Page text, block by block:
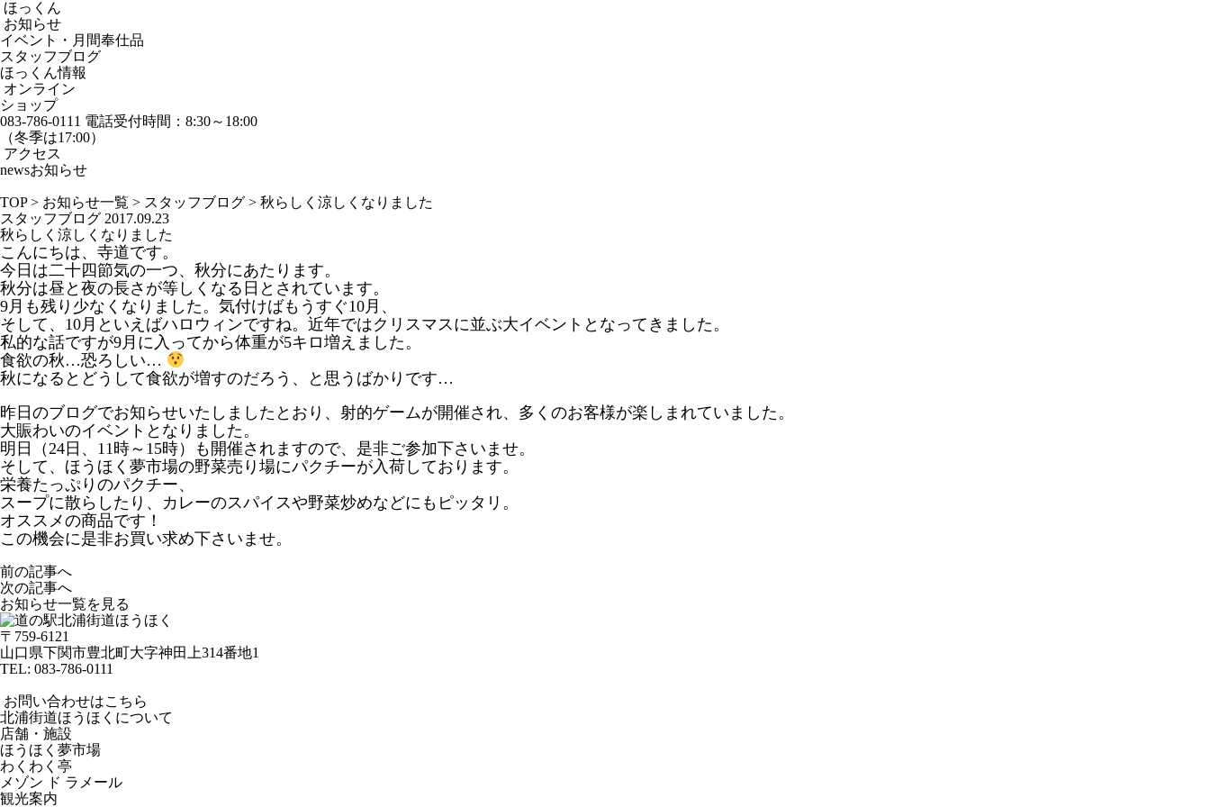
ほっくん
お知らせ
イベント・月間奉仕品
スタッフブログ
ほっくん情報
オンライン
ショップ
083-786-0111 電話受付時間：8:30～18:00
（冬季は17:00）
アクセス
newsお知らせ
TOP> お知らせ一覧 > スタッフブログ > 秋らしく涼しくなりました
スタッフブログ 2017.09.23
秋らしく涼しくなりました
こんにちは、寺道です。
今日は二十四節気の一つ、秋分にあたります。
秋分は昼と夜の長さが等しくなる日とされています。
9月も残り少なくなりました。気付けばもうすぐ10月、
そして、10月といえばハロウィンですね。近年ではクリスマスに並ぶ大イベントとなってきました。
私的な話ですが9月に入ってから体重が5キロ増えました。
食欲の秋…恐ろしい…
秋になるとどうして食欲が増すのだろう、と思うばかりです…
昨日のブログでお知らせいたしましたとおり、射的ゲームが開催され、多くのお客様が楽しまれていました。
大賑わいのイベントとなりました。
明日（24日、11時～15時）も開催されますので、是非ご参加下さいませ。
そして、ほうほく夢市場の野菜売り場にパクチーが入荷しております。
栄養たっぷりのパクチー、
スープに散らしたり、カレーのスパイスや野菜炒めなどにもピッタリ。
オススメの商品です！
この機会に是非お買い求め下さいませ。
前の記事へ
次の記事へ
お知らせ一覧を見る
〒759-6121
山口県下関市豊北町大字神田上314番地1
TEL: 083-786-0111
お問い合わせはこちら
北浦街道ほうほくについて
店舗・施設
ほうほく夢市場
わくわく亭
メゾン ド ラメール
観光案内